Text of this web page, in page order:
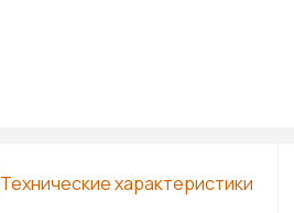
Технические характеристики